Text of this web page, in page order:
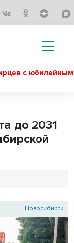
с юбилейным
до 2031
Новосибирск